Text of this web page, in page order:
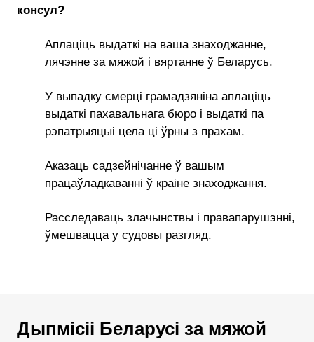
консул?
Аплаціць выдаткі на ваша знаходжанне,
лячэнне за мяжой і вяртанне ў Беларусь.
У выпадку смерці грамадзяніна аплаціць
выдаткі пахавальнага бюро і выдаткі па
рэпатрыяцыі цела ці ўрны з прахам.
Аказаць садзейнічанне ў вашым
працаўладкаванні ў краіне знаходжання.
Расследаваць злачынствы і правапарушэнні,
ўмешвацца у судовы разгляд.
Дыпмісіі Беларусі за мяжой